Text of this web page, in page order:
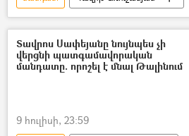
Մարզպետ
Շիրակի մարզ
Պատգամավոր
Տավրոս Սափեյանը նույնպես չի
վերցնի պատգամավորական
մանդատը. որոշել է մնալ Թալինում
9 հուլիսի, 23:59